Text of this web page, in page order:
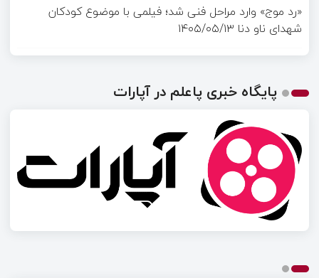
«رد موج» وارد مراحل فنی شد؛ فیلمی با موضوع کودکان
شهدای ناو دنا ۱۴۰۵/۰۵/۱۳
پایگاه خبری پاعلم در آپارات